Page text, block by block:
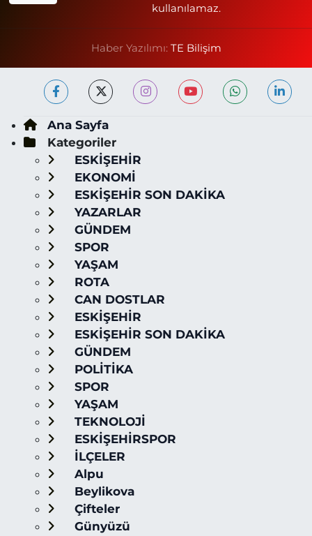
kullanılamaz.
Haber Yazılımı: TE Bilişim
Ana Sayfa
Kategoriler
ESKİŞEHİR
EKONOMİ
ESKİŞEHİR SON DAKİKA
YAZARLAR
GÜNDEM
SPOR
YAŞAM
ROTA
CAN DOSTLAR
ESKİŞEHİR
ESKİŞEHİR SON DAKİKA
GÜNDEM
POLİTİKA
SPOR
YAŞAM
TEKNOLOJİ
ESKİŞEHİRSPOR
İLÇELER
Alpu
Beylikova
Çifteler
Günyüzü